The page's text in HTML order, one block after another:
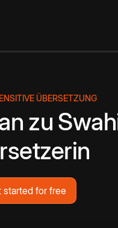
ÜBERSETZUNG
zu
started for free